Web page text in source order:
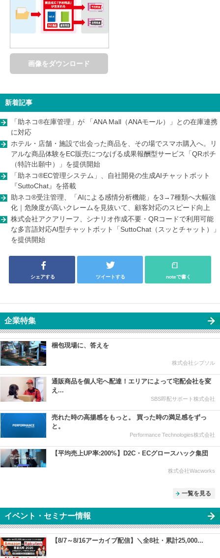
画像をダウンロード
新着記事
「助ネコ®在庫管理」が 「ANA Mall（ANAモール）」との在庫連携
に対応
ホテル・店舗・施設で出会った商品を、その場でスマホ購入へ。リ
アルな商品体験をEC販売につなげる成果報酬型サービス「QRポチ
（特許出願中）」を提供開始
「助ネコ®EC管理システム」、自社開発の生成AIチャットボット
『SuttoChat』を搭載
助ネコ®受注管理、「AIによる感情分析機能」を3→7種類へ大幅強
化｜危険度が高いクレームを見抜いて、顧客対応のスピード向上
株式会社アクアリーフ、シナリオ作成不要・QRコードで利用可能
な多言語対応AI型チャットボット「SuttoChat（スッとチャット）」
を提供開始
シェアする ツイートする noteで書く
企業特集
梱包現場に、答えを
株式会社シプソル
通販商品を個人宅へ配達！エリアによって宅配会社を変
え...
SBS即配サポート株式会社
売れた時の高揚感をもっと。 買った時の満足感をずっ
と。
Performance Technologies株式会社
【平均売上UP率:200%】D2C・ECグロースハック集団
株式会社Wacworks
一覧を見る
イベント・セミナー情報
【8/7～8/16アーカイブ配信】＼全8社・累計25,000...